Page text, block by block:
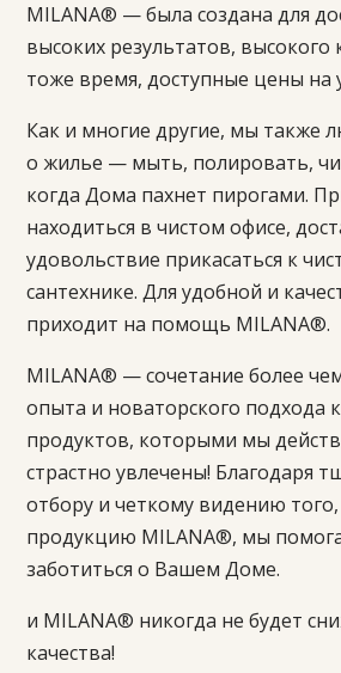
MILANA® — была создана для
высоких результатов, высокого
тоже время, доступные цены на
Как и многие другие, мы также
о жилье — мыть, полировать,
когда Дома пахнет пирогами.
находиться в чистом офисе,
удовольствие прикасаться к
сантехнике. Для удобной и
приходит на помощь MILANA®.
MILANA® — сочетание более
опыта и новаторского подхода
продуктов, которыми мы
страстно увлечены! Благодаря
отбору и четкому видению
продукцию MILANA®, мы
заботиться о Вашем Доме.
и MILANA® никогда не будет
качества!